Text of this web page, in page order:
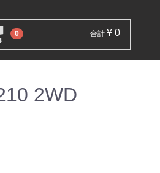
0 合計 ¥ 0
2WD